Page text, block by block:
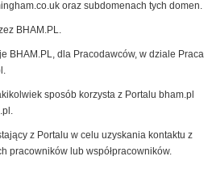
oraz subdomenach tych domen.
BHAM.PL.
BHAM.PL, dla Pracodawców, w dziale Praca
sposób korzysta z Portalu bham.pl
z Portalu w celu uzyskania kontaktu z
pracowników lub współpracowników.